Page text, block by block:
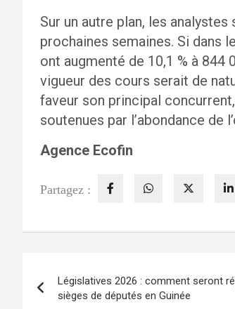
Sur un autre plan, les
prochaines semaines. Si dans
ont augmenté de 10,1 % à 844
vigueur des cours serait de
faveur son principal
soutenues par l’abondance de
Agence Ecofin
Partagez :
de
Législatives 2026 : comment seront
sièges de députés en Guinée